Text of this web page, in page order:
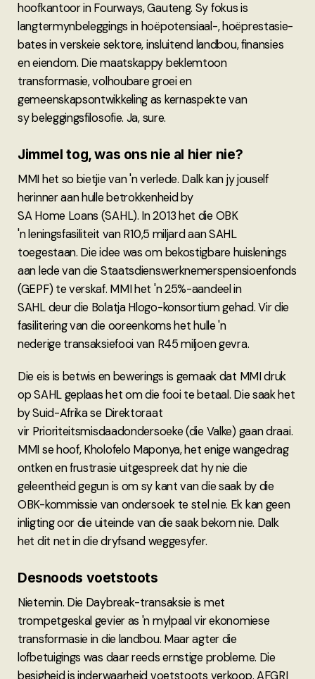
hoofkantoor in Fourways, Gauteng. Sy fokus is
langtermynbeleggings in hoëpotensiaal-, hoëprestasie-
bates in verskeie sektore, insluitend landbou, finansies
en eiendom. Die maatskappy beklemtoon
transformasie, volhoubare groei en
gemeenskapsontwikkeling as kernaspekte van
sy beleggingsfilosofie. Ja, sure.
Jimmel tog, was ons nie al hier nie?
MMI het so bietjie van 'n verlede. Dalk kan jy jouself
herinner aan hulle betrokkenheid by
SA Home Loans (SAHL). In 2013 het die OBK
'n leningsfasiliteit van R10,5 miljard aan SAHL
toegestaan. Die idee was om bekostigbare huislenings
aan lede van die Staatsdienswerknemerspensioenfonds
(GEPF) te verskaf. MMI het 'n 25%-aandeel in
SAHL deur die Bolatja Hlogo-konsortium gehad. Vir die
fasilitering van die ooreenkoms het hulle 'n
nederige transaksiefooi van R45 miljoen gevra.
Die eis is betwis en bewerings is gemaak dat MMI druk
op SAHL geplaas het om die fooi te betaal. Die saak het
by Suid-Afrika se Direktoraat
vir Prioriteitsmisdaadondersoeke (die Valke) gaan draai.
MMI se hoof, Kholofelo Maponya, het enige wangedrag
ontken en frustrasie uitgespreek dat hy nie die
geleentheid gegun is om sy kant van die saak by die
OBK-kommissie van ondersoek te stel nie. Ek kan geen
inligting oor die uiteinde van die saak bekom nie. Dalk
het dit net in die dryfsand weggesyfer.
Desnoods voetstoots
Nietemin. Die Daybreak-transaksie is met
trompetgeskal gevier as 'n mylpaal vir ekonomiese
transformasie in die landbou. Maar agter die
lofbetuigings was daar reeds ernstige probleme. Die
besigheid is inderwaarheid voetstoots verkoop. AFGRI